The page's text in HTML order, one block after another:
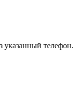
указанный телефон.